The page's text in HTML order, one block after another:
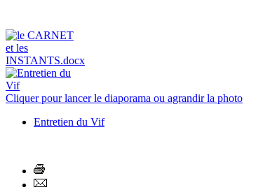
Cliquer pour lancer le diaporama ou agrandir la photo
Entretien du Vif